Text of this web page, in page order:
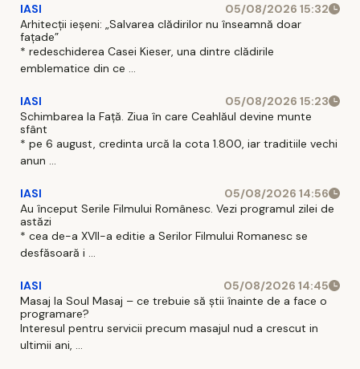
IASI
05/08/2026 15:32
Arhitecții ieșeni: „Salvarea clădirilor nu înseamnă doar
fațade”
* redeschiderea Casei Kieser, una dintre clădirile
emblematice din ce ...
IASI
05/08/2026 15:23
Schimbarea la Față. Ziua în care Ceahlăul devine munte
sfânt
* pe 6 august, credinta urcă la cota 1.800, iar traditiile vechi
anun ...
IASI
05/08/2026 14:56
Au început Serile Filmului Românesc. Vezi programul zilei de
astăzi
* cea de-a XVII-a editie a Serilor Filmului Romanesc se
desfăsoară i ...
IASI
05/08/2026 14:45
Masaj la Soul Masaj – ce trebuie să știi înainte de a face o
programare?
Interesul pentru servicii precum masajul nud a crescut in
ultimii ani, ...